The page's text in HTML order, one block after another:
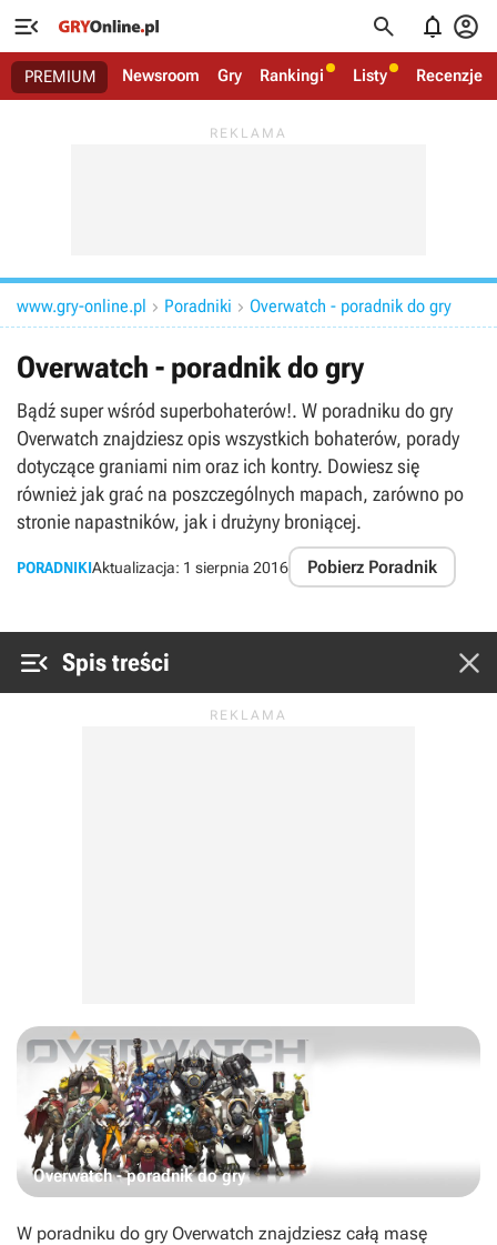
   
PREMIUM Newsroom Gry Rankingi Listy Recenzje
www.gry-online.pl  Poradniki  Overwatch - poradnik do gry
Overwatch - poradnik do gry
Bądź super wśród superbohaterów!. W poradniku do gry
Overwatch znajdziesz opis wszystkich bohaterów, porady
dotyczące graniami nim oraz ich kontry. Dowiesz się
również jak grać na poszczególnych mapach, zarówno po
stronie napastników, jak i drużyny broniącej.
PORADNIKIAktualizacja: 1 sierpnia 2016 Pobierz Poradnik
 Spis treści 
Overwatch - poradnik do gry
W poradniku do gry Overwatch znajdziesz całą masę